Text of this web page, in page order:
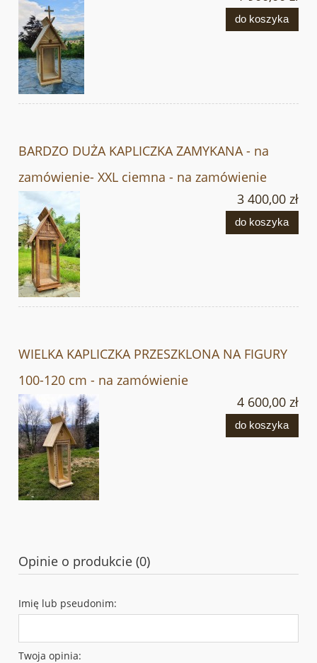
do koszyka
BARDZO DUŻA KAPLICZKA ZAMYKANA - na
zamówienie- XXL ciemna - na zamówienie
3 400,00 zł
do koszyka
WIELKA KAPLICZKA PRZESZKLONA NA FIGURY
100-120 cm - na zamówienie
4 600,00 zł
do koszyka
Opinie o produkcie (0)
Imię lub pseudonim:
Twoja opinia: